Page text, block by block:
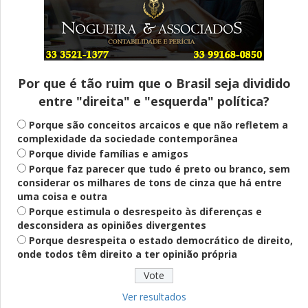
Entenda
Pix Pensão Alimentícia: entenda o que é
e como solicitar
Saúde Mental
Plataforma oferece escuta em saúde
mental para jovens no SUS Digital
Definido
PT lança Patrus Ananias como candidato
ao governo de Minas Gerais
Fies: pré-selecionados têm até terça
para complementar informações
Por que é tão ruim que o Brasil seja dividido
entre "direita" e "esquerda" política?
Porque são conceitos arcaicos e que não refletem a
complexidade da sociedade contemporânea
Porque divide famílias e amigos
Porque faz parecer que tudo é preto ou branco, sem
considerar os milhares de tons de cinza que há entre
uma coisa e outra
Porque estimula o desrespeito às diferenças e
desconsidera as opiniões divergentes
Porque desrespeita o estado democrático de direito,
onde todos têm direito a ter opinião própria
Ver resultados